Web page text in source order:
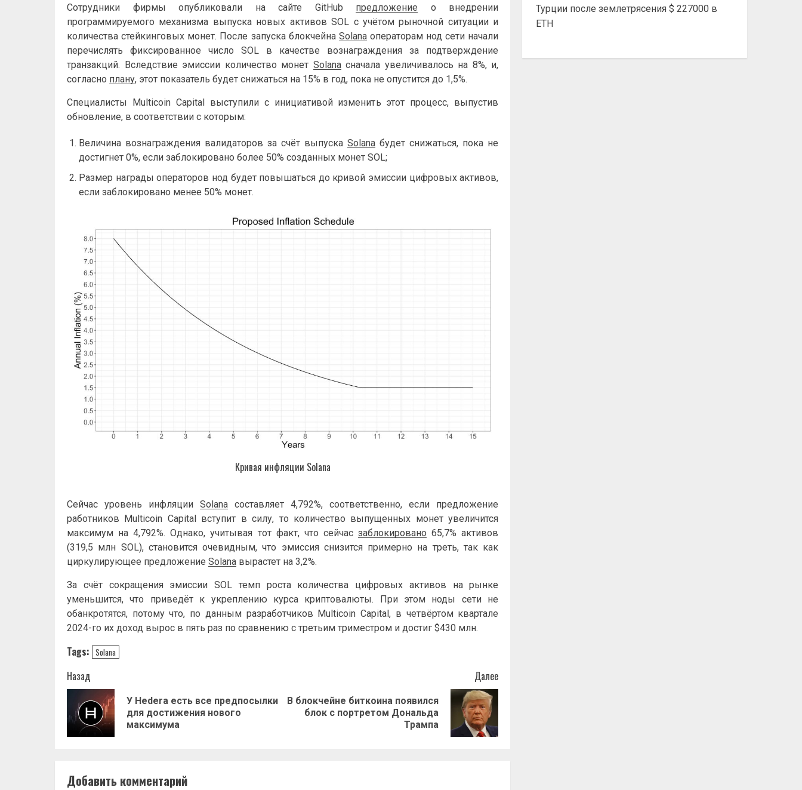
Сотрудники фирмы опубликовали на сайте GitHub предложение о внедрении
программируемого механизма выпуска новых активов SOL с учётом рыночной ситуации и
количества стейкинговых монет. После запуска блокчейна Solanaоператорам нод сети начали
перечислять фиксированное число SOL в качестве вознаграждения за подтверждение
транзакций. Вследствие эмиссии количество монет Solanaсначала увеличивалось на 8%, и,
согласно плану, этот показатель будет снижаться на 15% в год, пока не опустится до 1,5%.
Специалисты Multicoin Capital выступили с инициативой изменить этот процесс, выпустив
обновление, в соответствии с которым:
Величина вознаграждения валидаторов за счёт выпускаSolana будет снижаться, пока не
достигнет 0%, если заблокировано более 50% созданных монет SOL;
Размер награды операторов нод будет повышаться до кривой эмиссии цифровых активов,
если заблокировано менее 50% монет.
Кривая инфляции Solana
Сейчас уровень инфляцииSolana составляет 4,792%, соответственно, если предложение
работников Multicoin Capital вступит в силу, то количество выпущенных монет увеличится
максимум на 4,792%. Однако, учитывая тот факт, что сейчасзаблокировано 65,7% активов
(319,5 млн SOL), становится очевидным, что эмиссия снизится примерно на треть, так как
циркулирующее предложение Solana вырастет на 3,2%.
За счёт сокращения эмиссии SOL темп роста количества цифровых активов на рынке
уменьшится, что приведёт к укреплению курса криптовалюты. При этом ноды сети не
обанкротятся, потому что, по данным разработчиков Multicoin Capital, в четвёртом квартале
2024-го их доход вырос в пять раз по сравнению с третьим триместром и достиг $430 млн.
Tags: Solana
Навигация
записи
Назад
Предыдущая
У Hedera есть все предпосылки
для достижения нового
максимума
Далее
Следующая
В блокчейне биткоина появился
блок с портретом Дональда
Трампа
Добавить комментарий
Турции после землетрясения $ 227000 в
ETH